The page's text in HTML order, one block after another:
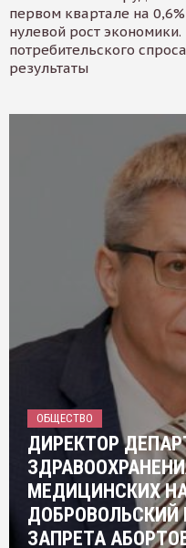
первом квартале на
нулевой рост
потребительского
результаты
ОБЩЕСТВО
ДИРЕКТОР
МЕДИЦИНСКИХ
ДОБРОВОЛЬСКИЙ
ЗАПРЕТА